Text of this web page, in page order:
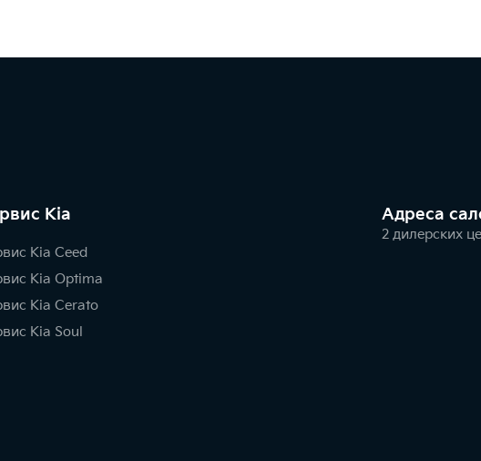
Kia
Kia Ceed
Kia Optima
Kia Сerato
Kia Soul
Адреса
2 дилерских